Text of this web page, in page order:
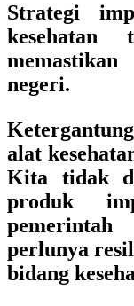
Strategi
kesehatan
negeri.
alat
Kita tidak
produk
perlunya
bidang